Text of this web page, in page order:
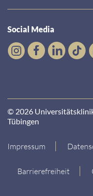
Social Media
© 2026
Tübingen
Impressum
Barrierefreiheit